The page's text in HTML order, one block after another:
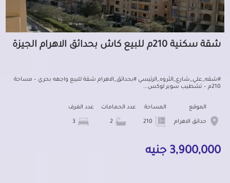
شقة سكنية 210م للبيع كاش بحدائق الاهرام الجيزة
#شقه_علي_شارع_الثروه_الرئيسي #بحدائق_الاهرام شقة للبيع واجهه بحري – مساحة
210م – تشطيب سوبر لوكس...
الموقع
حدائق الاهرام
المساحة عدد الحمامات عدد الغرف
3,900,000 جنيه